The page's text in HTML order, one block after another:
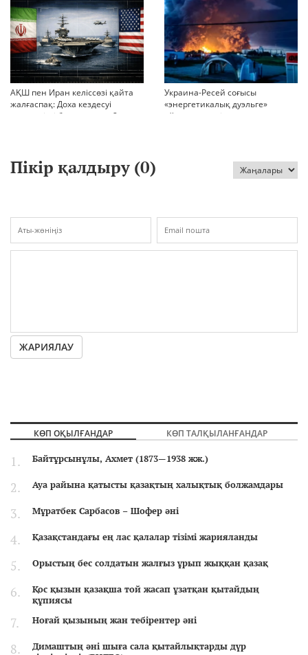
АҚШ пен Иран келіссөзі қайта
жалғаспақ: Доха кездесуі
шиеленісті бәсеңдете ме?
Украина-Ресей соғысы
«энергетикалық дуэльге»
айналып кетті
Пікір қалдыру (0)
ЖАРИЯЛАУ
КӨП ОҚЫЛҒАНДАР КӨП ТАЛҚЫЛАНҒАНДАР
Байтұрсынұлы, Ахмет (1873—1938 жж.)
Ауа райына қатысты қазақтың халықтық болжамдары
Мұратбек Сарбасов – Шофер әні
Қазақстандағы ең лас қалалар тізімі жарияланды
Орыстың бес солдатын жалғыз ұрып жыққан қазақ
Қос қызын қазақша той жасап ұзатқан қытайдың
құпиясы
Ноғай қызының жан тебірентер әні
Димаштың әні шыға сала қытайлықтарды дүр